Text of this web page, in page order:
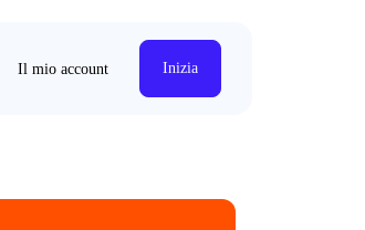
Il mio account Inizia